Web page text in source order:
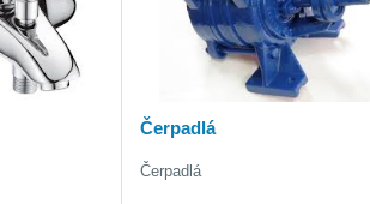
Čerpadlá
Čerpadlá